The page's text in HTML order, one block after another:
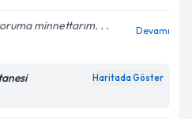
minnettarım. . .
Devamı
Haritada Göster